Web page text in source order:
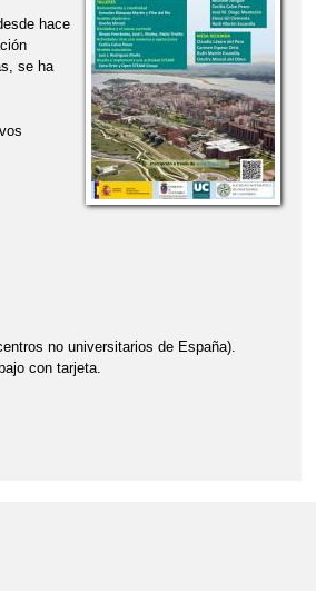
hace
se ha
no universitarios de España).
con tarjeta.